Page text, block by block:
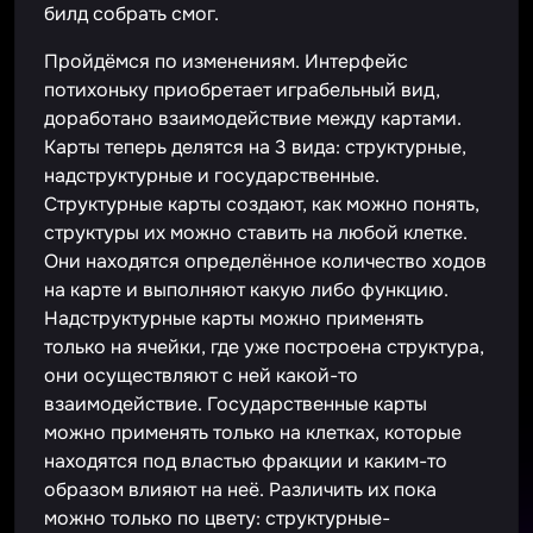
билд собрать смог.
Пройдёмся по изменениям. Интерфейс
потихоньку приобретает играбельный вид,
доработано взаимодействие между картами.
Карты теперь делятся на 3 вида: структурные,
надструктурные и государственные.
Структурные карты создают, как можно понять,
структуры их можно ставить на любой клетке.
Они находятся определённое количество ходов
на карте и выполняют какую либо функцию.
Надструктурные карты можно применять
только на ячейки, где уже построена структура,
они осуществляют с ней какой-то
взаимодействие. Государственные карты
можно применять только на клетках, которые
находятся под властью фракции и каким-то
образом влияют на неё. Различить их пока
можно только по цвету: структурные-